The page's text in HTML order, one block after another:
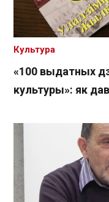
«100 выдатных
культуры»: як
Культура